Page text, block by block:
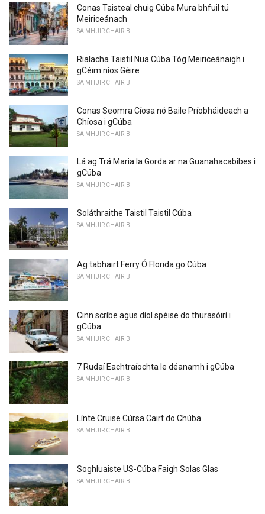
Conas Taisteal chuig Cúba Mura bhfuil tú
Meiriceánach
SA MHUIR CHAIRIB
Rialacha Taistil Nua Cúba Tóg Meiriceánaigh i
gCéim níos Géire
SA MHUIR CHAIRIB
Conas Seomra Cíosa nó Baile Príobháideach a
Chíosa i gCúba
SA MHUIR CHAIRIB
Lá ag Trá Maria la Gorda ar na Guanahacabibes i
gCúba
SA MHUIR CHAIRIB
Soláthraithe Taistil Taistil Cúba
SA MHUIR CHAIRIB
Ag tabhairt Ferry Ó Florida go Cúba
SA MHUIR CHAIRIB
Cinn scríbe agus díol spéise do thurasóirí i
gCúba
SA MHUIR CHAIRIB
7 Rudaí Eachtraíochta le déanamh i gCúba
SA MHUIR CHAIRIB
Línte Cruise Cúrsa Cairt do Chúba
SA MHUIR CHAIRIB
Soghluaiste US-Cúba Faigh Solas Glas
SA MHUIR CHAIRIB